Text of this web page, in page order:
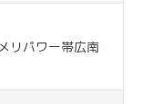
リパワー帯広南